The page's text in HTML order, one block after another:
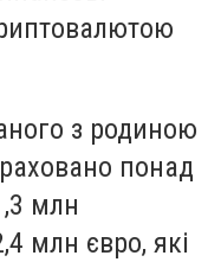
з родиною
понад
млн
млн євро, які